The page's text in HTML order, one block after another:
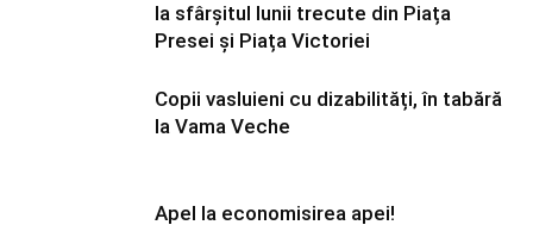
la sfârșitul lunii trecute din Piața
Presei și Piața Victoriei
Copii vasluieni cu dizabilități, în tabără
la Vama Veche
Apel la economisirea apei!